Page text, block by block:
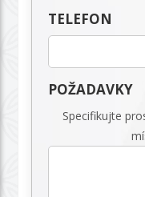
TELEFON
POŽADAVKY
Specifikujte